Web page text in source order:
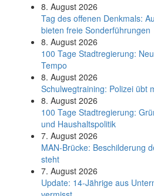
8. August 2026
Tag des offenen Denkmals:
bieten freie Sonderführungen
8. August 2026
100 Tage Stadtregierung:
Tempo
8. August 2026
Schul­weg­trai­ning: Poli­zei übt
8. August 2026
100 Tage Stadtregierung:
und Haushaltspolitik
7. August 2026
MAN-Brücke: Beschilderung
steht
7. August 2026
Update: 14-Jährige aus